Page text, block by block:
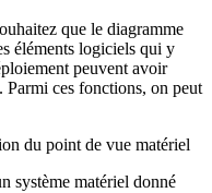
que le diagramme
éléments logiciels qui y
peuvent avoir
Parmi ces fonctions, on peut
du point de vue matériel
système matériel donné